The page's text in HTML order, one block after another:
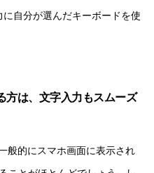
自分が選んだキーボードを使
方は、文字入力もスムーズ
般的にスマホ画面に表示され